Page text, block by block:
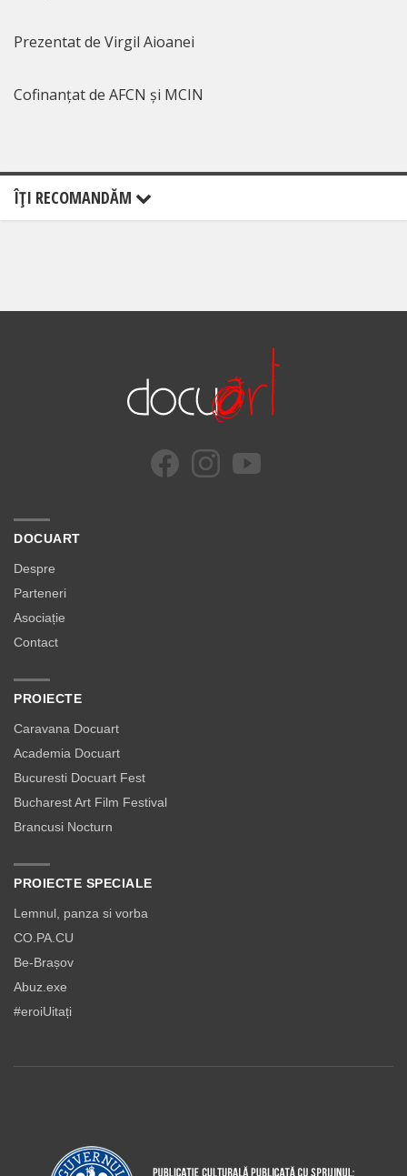
Prezentat de Virgil Aioanei
Cofinanțat de AFCN și MCIN
ÎŢI RECOMANDĂM
DOCUART
Despre
Parteneri
Asociație
Contact
PROIECTE
Caravana Docuart
Academia Docuart
Bucuresti Docuart Fest
Bucharest Art Film Festival
Brancusi Nocturn
PROIECTE SPECIALE
Lemnul, panza si vorba
CO.PA.CU
Be-Brașov
Abuz.exe
#eroiUitați